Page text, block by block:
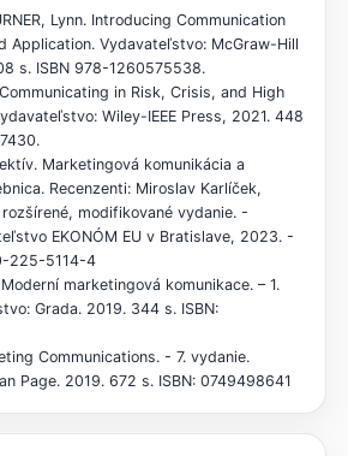
Lynn. Introducing Communication
Application. Vydavateľstvo: McGraw-Hill
s. ISBN 978-1260575538.
in Risk, Crisis, and High
Wiley-IEEE Press, 2021. 448
Marketingová komunikácia a
Recenzenti: Miroslav Karlíček,
modifikované vydanie. -
EKONÓM EU v Bratislave, 2023. -
225-5114-4
Moderní marketingová komunikace. – 1.
Grada. 2019. 344 s. ISBN:
Communications. - 7. vydanie.
Page. 2019. 672 s. ISBN: 0749498641